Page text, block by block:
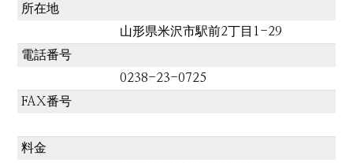
所在地
山形県米沢市駅前2丁目1-29
電話番号
0238-23-0725
FAX番号
料金